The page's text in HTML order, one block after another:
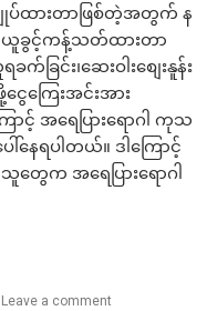
ထားတာဖြစ်တဲ့အတွက် န
ခွင့်ကန့်သတ်ထားတာ
ြင်း၊ဆေးဝါးစျေးနူန်း
ေကြေးအင်းအား
အရေပြားရောဂါ ကုသ
ေရပါတယ်။ ဒါကြောင့်
ေက အရေပြားရောဂါ
Leave a comment